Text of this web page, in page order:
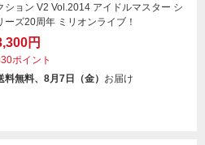
ション V2 Vol.2014 アイドルマスター シ
ーズ20周年 ミリオンライブ！
円
ポイント
料無料、8月7日（金） お届け